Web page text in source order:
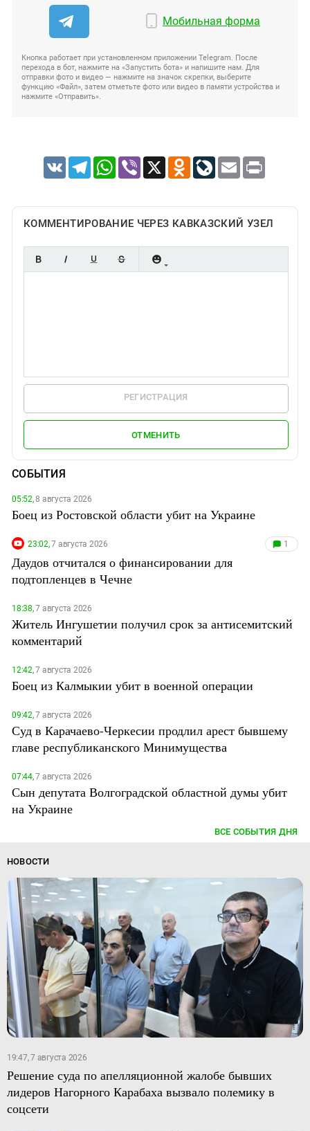
Мобильная форма
Кнопка работает при установленном приложении Telegram. После
перехода в бот, нажмите на «Запустить бота» и напишите нам. Для
отправки фото и видео — нажмите на значок скрепки, выберите
функцию «Файл», затем отметьте фото или видео в памяти устройства и
нажмите «Отправить».
VK TelegramWhatsApp
Viber X Odnoklassniki
LiveJournal
Email Print
КОММЕНТИРОВАНИЕ ЧЕРЕЗ КАВКАЗСКИЙ УЗЕЛ
РЕГИСТРАЦИЯ
ОТМЕНИТЬ
СОБЫТИЯ
05:52,8 августа 2026
Боец из Ростовской области убит на Украине
23:02,7 августа 2026 1
Даудов отчитался о финансировании для
подтопленцев в Чечне
18:38,7 августа 2026
Житель Ингушетии получил срок за антисемитский
комментарий
12:42,7 августа 2026
Боец из Калмыкии убит в военной операции
09:42,7 августа 2026
Суд в Карачаево-Черкесии продлил арест бывшему
главе республиканского Минимущества
07:44,7 августа 2026
Сын депутата Волгоградской областной думы убит
на Украине
ВСЕ СОБЫТИЯ ДНЯ
НОВОСТИ
19:47, 7 августа 2026
Решение суда по апелляционной жалобе бывших
лидеров Нагорного Карабаха вызвало полемику в
соцсети